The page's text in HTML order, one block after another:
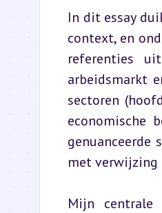
In dit essay
context, en
referenties
arbeidsmarkt
sectoren
economische
genuanceerde
met verwijzing
Mijn centrale